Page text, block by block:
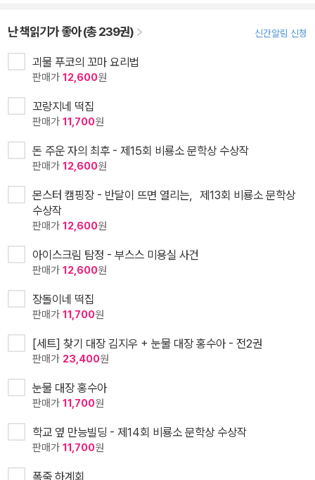
난 책읽기가 좋아 (총 239권) 신간알림 신청
괴물 푸코의 꼬마 요리법
판매가 12,600원
꼬랑지네 떡집
판매가 11,700원
돈 주운 자의 최후 - 제15회 비룡소 문학상 수상작
판매가 12,600원
몬스터 캠핑장 - 반달이 뜨면 열리는，제13회 비룡소 문학상
수상작
판매가 12,600원
아이스크림 탐정 - 부스스 미용실 사건
판매가 12,600원
장돌이네 떡집
판매가 11,700원
[세트] 찾기 대장 김지우 + 눈물 대장 홍수아 - 전2권
판매가 23,400원
눈물 대장 홍수아
판매가 11,700원
학교 옆 만능빌딩 - 제14회 비룡소 문학상 수상작
판매가 11,700원
폭죽 하계회